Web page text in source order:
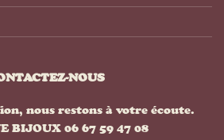
NOUS
nous restons à votre écoute.
BIJOUX 06 67 59 47 08